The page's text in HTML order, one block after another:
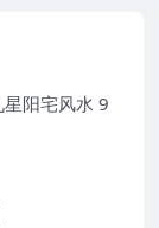
阳宅风水 9